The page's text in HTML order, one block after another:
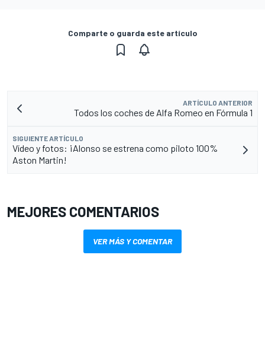
Comparte o guarda este artículo
ARTÍCULO ANTERIOR
Todos los coches de Alfa Romeo en Fórmula 1
SIGUIENTE ARTÍCULO
Vídeo y fotos: ¡Alonso se estrena como piloto 100%
Aston Martin!
MEJORES COMENTARIOS
VER MÁS Y COMENTAR